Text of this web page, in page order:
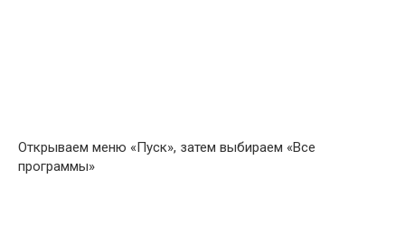
Открываем меню «Пуск», затем выбираем «Все
программы»